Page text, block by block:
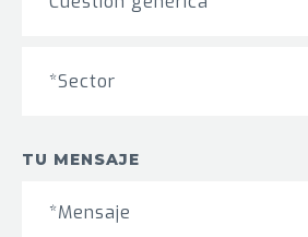
*Sector
TU MENSAJE